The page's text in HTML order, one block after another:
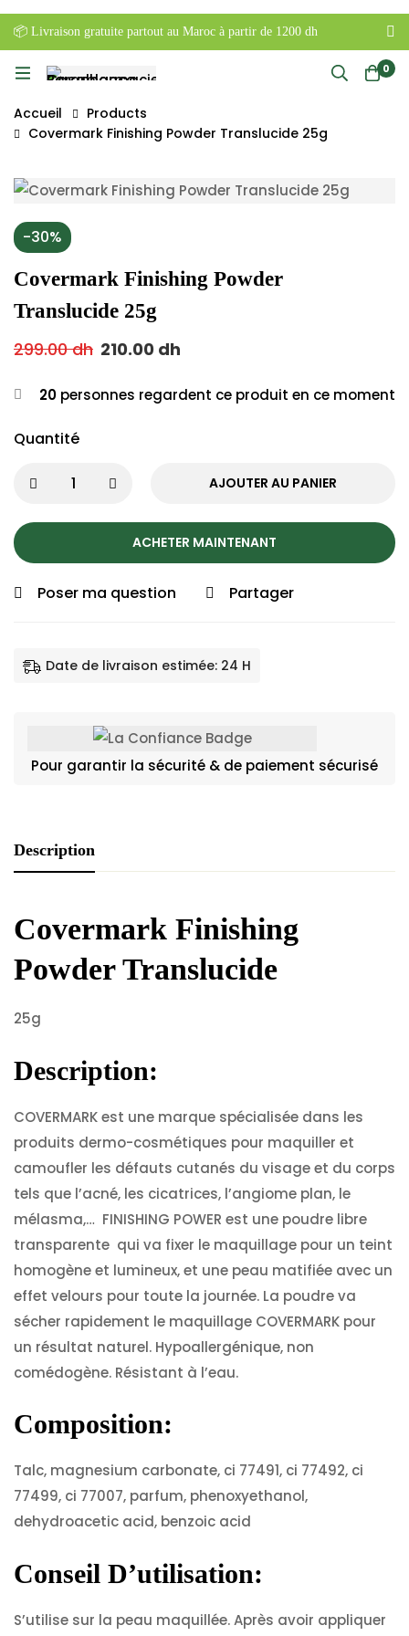
📦 Livraison gratuite partout au Maroc à partir de 1200 dh
0
Accueil
Products
Covermark Finishing Powder Translucide 25g
-30%
Covermark Finishing Powder
Translucide 25g
299.00dh 210.00 dh
20 personnes regardent ce produit en ce moment
Quantité
AJOUTER AU PANIER
ACHETER MAINTENANT
Poser ma question Partager
Date de livraison estimée: 24 H
Pour garantir la sécurité & de paiement sécurisé
Description
Covermark Finishing
Powder Translucide
25g
Description:
COVERMARK est une marque spécialisée dans les
produits dermo-cosmétiques pour maquiller et
camoufler les défauts cutanés du visage et du corps
tels que l’acné, les cicatrices, l’angiome plan, le
mélasma,… FINISHING POWER est une poudre libre
transparente qui va fixer le maquillage pour un teint
homogène et lumineux, et une peau matifiée avec un
effet velours pour toute la journée. La poudre va
sécher rapidement le maquillage COVERMARK pour
un résultat naturel. Hypoallergénique, non
comédogène. Résistant à l’eau.
Composition:
Talc, magnesium carbonate, ci 77491, ci 77492, ci
77499, ci 77007, parfum, phenoxyethanol,
dehydroacetic acid, benzoic acid
Conseil D’utilisation:
S’utilise sur la peau maquillée. Après avoir appliquer